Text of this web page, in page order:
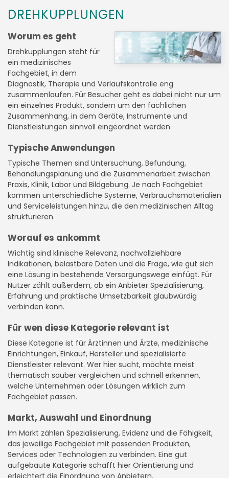
DREHKUPPLUNGEN
Worum es geht
Drehkupplungen steht für
ein medizinisches
Fachgebiet, in dem
Diagnostik, Therapie und Verlaufskontrolle eng
zusammenlaufen. Für Besucher geht es dabei nicht nur um
ein einzelnes Produkt, sondern um den fachlichen
Zusammenhang, in dem Geräte, Instrumente und
Dienstleistungen sinnvoll eingeordnet werden.
Typische Anwendungen
Typische Themen sind Untersuchung, Befundung,
Behandlungsplanung und die Zusammenarbeit zwischen
Praxis, Klinik, Labor und Bildgebung. Je nach Fachgebiet
kommen unterschiedliche Systeme, Verbrauchsmaterialien
und Serviceleistungen hinzu, die den medizinischen Alltag
strukturieren.
Worauf es ankommt
Wichtig sind klinische Relevanz, nachvollziehbare
Indikationen, belastbare Daten und die Frage, wie gut sich
eine Lösung in bestehende Versorgungswege einfügt. Für
Nutzer zählt außerdem, ob ein Anbieter Spezialisierung,
Erfahrung und praktische Umsetzbarkeit glaubwürdig
verbinden kann.
Für wen diese Kategorie relevant ist
Diese Kategorie ist für Ärztinnen und Ärzte, medizinische
Einrichtungen, Einkauf, Hersteller und spezialisierte
Dienstleister relevant. Wer hier sucht, möchte meist
thematisch sauber vergleichen und schnell erkennen,
welche Unternehmen oder Lösungen wirklich zum
Fachgebiet passen.
Markt, Auswahl und Einordnung
Im Markt zählen Spezialisierung, Evidenz und die Fähigkeit,
das jeweilige Fachgebiet mit passenden Produkten,
Services oder Technologien zu verbinden. Eine gut
aufgebaute Kategorie schafft hier Orientierung und
erleichtert die Einordnung von Anbietern.